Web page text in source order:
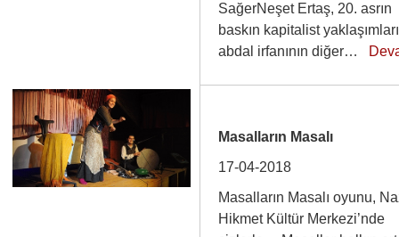
SağerNeşet Ertaş, 20. asrın
baskın kapitalist
abdal irfanının diğer…
Masalların Masalı
17-04-2018
Masalların Masalı oyunu,
Hikmet Kültür Merkezi’nde